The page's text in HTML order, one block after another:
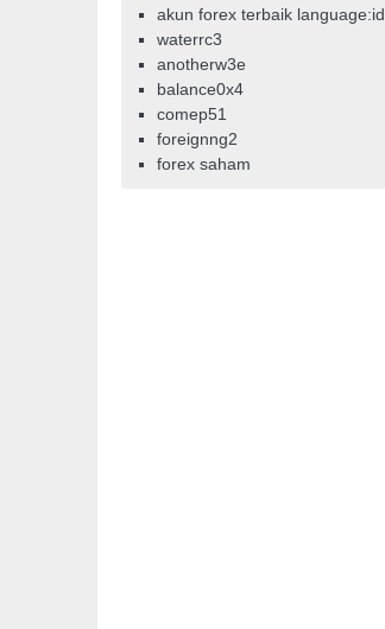
akun forex terbaik language:id
waterrc3
anotherw3e
balance0x4
comep51
foreignng2
forex saham